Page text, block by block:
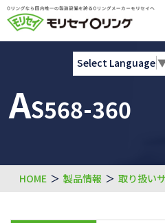
AS568-360
Select Language
HOME ＞ 製品情報 ＞ 取り扱い